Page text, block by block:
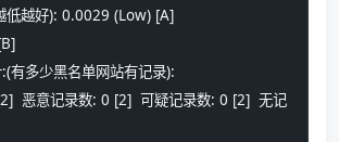
低越好): 0.0029 (Low) [A]
有多少黑名单网站有记录):
恶意记录数: 0 [2]  可疑记录数: 0 [2]  无记